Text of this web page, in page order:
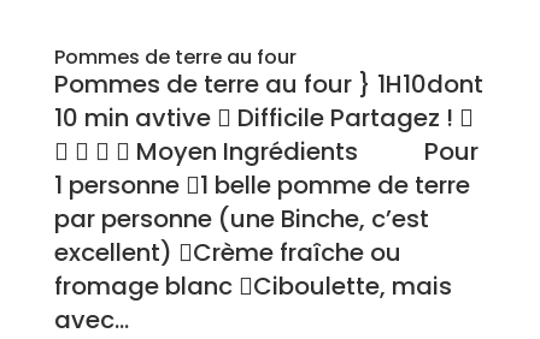
Pommes de terre au four
Pommes de terre au four } 1H10dont
10 min avtive  Difficile Partagez ! 
    Moyen Ingrédients Pour
1 personne 1 belle pomme de terre
par personne (une Binche, c’est
excellent) Crème fraîche ou
fromage blanc Ciboulette, mais
avec...